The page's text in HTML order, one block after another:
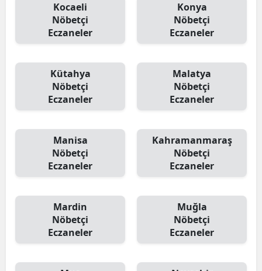
Kocaeli
Nöbetçi
Eczaneler
Konya
Nöbetçi
Eczaneler
Kütahya
Nöbetçi
Eczaneler
Malatya
Nöbetçi
Eczaneler
Manisa
Nöbetçi
Eczaneler
Kahramanmaraş
Nöbetçi
Eczaneler
Mardin
Nöbetçi
Eczaneler
Muğla
Nöbetçi
Eczaneler